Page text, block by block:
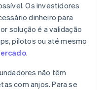
Os investidores
dinheiro para
solução é a validação
pilotos ou até mesmo
.
não têm
com anjos. Para se